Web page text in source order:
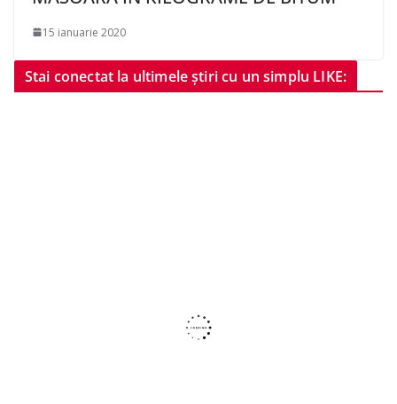
15 ianuarie 2020
Stai conectat la ultimele știri cu un simplu LIKE: